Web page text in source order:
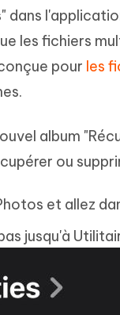
dans
les fichiers
pour les
album
ou
et allez
jusqu'à